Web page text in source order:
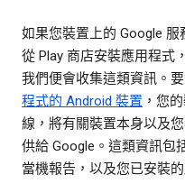
如果您裝置上的 Google
從 Play 商店安裝應用程式
我們便會收集這類資訊。
程式的 Android 裝置 ，您
線，將有關裝置本身以及
供給 Google。這類資訊包
當機報告，以及您已安裝